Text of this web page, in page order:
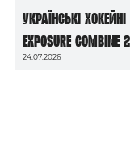
Українські
Exposure Combine
24.07.2026